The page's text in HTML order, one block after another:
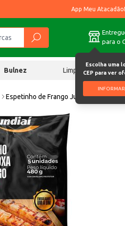
App Meu Atacadão
para o
Escolha uma
CEP para ver
Bulnez Limpeza
Espetinho de Frango Jundiaí